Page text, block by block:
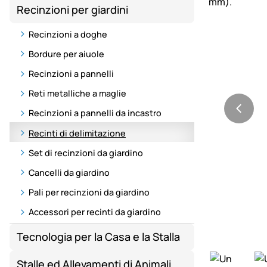
Recinzioni per giardini
Recinzioni a doghe
Bordure per aiuole
Recinzioni a pannelli
Reti metalliche a maglie
Recinzioni a pannelli da incastro
Recinti di delimitazione
Set di recinzioni da giardino
Cancelli da giardino
Pali per recinzioni da giardino
Accessori per recinti da giardino
Tecnologia per la Casa e la Stalla
Stalle ed Allevamenti di Animali